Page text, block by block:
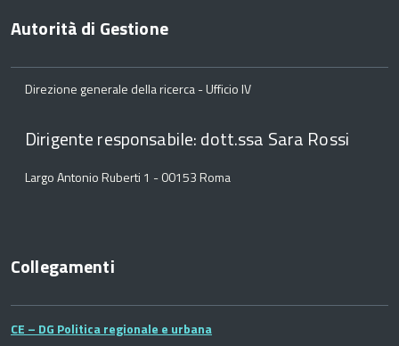
Autorità di Gestione
Direzione generale della ricerca - Ufficio IV
Dirigente responsabile: dott.ssa Sara Rossi
Largo Antonio Ruberti 1 - 00153 Roma
Collegamenti
CE – DG Politica regionale e urbana